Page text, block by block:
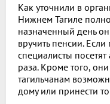
Как уточнили в
Нижнем Тагиле
назначенный день
вручить пенсии.
специалисты
раза. Кроме того,
тагильчанам
дому или принести